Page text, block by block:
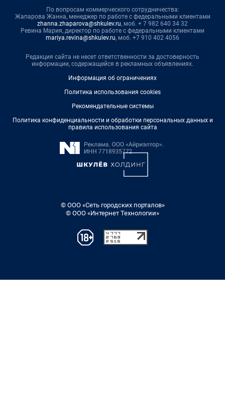
По вопросам коммерческого сотрудничества:
Жапарова Жанна, менеджер по работе с федеральными клиентами
zhanna.zhaparova@shkulev.ru, моб. + 7 982 640 34 32
Ревина Мария, директор по работе с федеральными клиентами
mariya.revina@shkulev.ru, моб. +7 910 402 4056
Редакция сайта не несет ответственности за достоверность
информации, содержащейся в рекламных объявлениях.
Информация об ограничениях
Политика использования cookies
Рекомендательные системы
Политика конфиденциальности и обработки персональных данных и
правила использования сайта
© ООО «Сеть городских порталов»
© ООО «Интернет Технологии»